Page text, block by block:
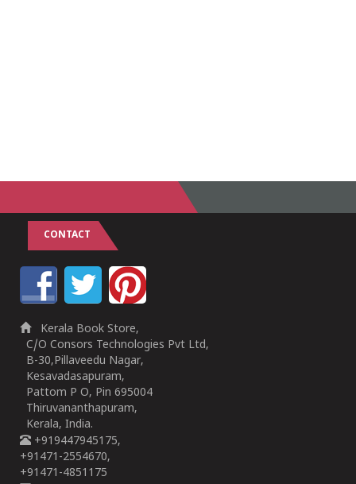
CONTACT
Kerala Book Store,
C/O Consors Technologies Pvt Ltd,
B-30,Pillaveedu Nagar,
Kesavadasapuram,
Pattom P O, Pin 695004
Thiruvananthapuram,
Kerala, India.
+919447945175,
+91471-2554670,
+91471-4851175